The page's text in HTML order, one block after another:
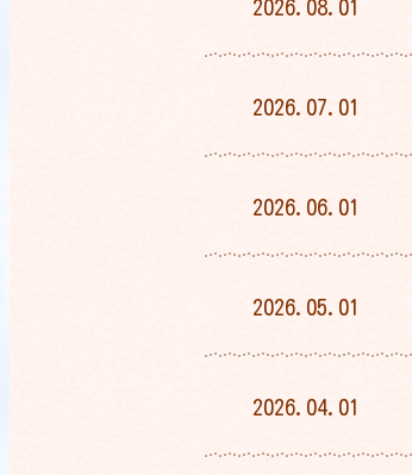
2026.08.01
2026.07.01
2026.06.01
2026.05.01
2026.04.01